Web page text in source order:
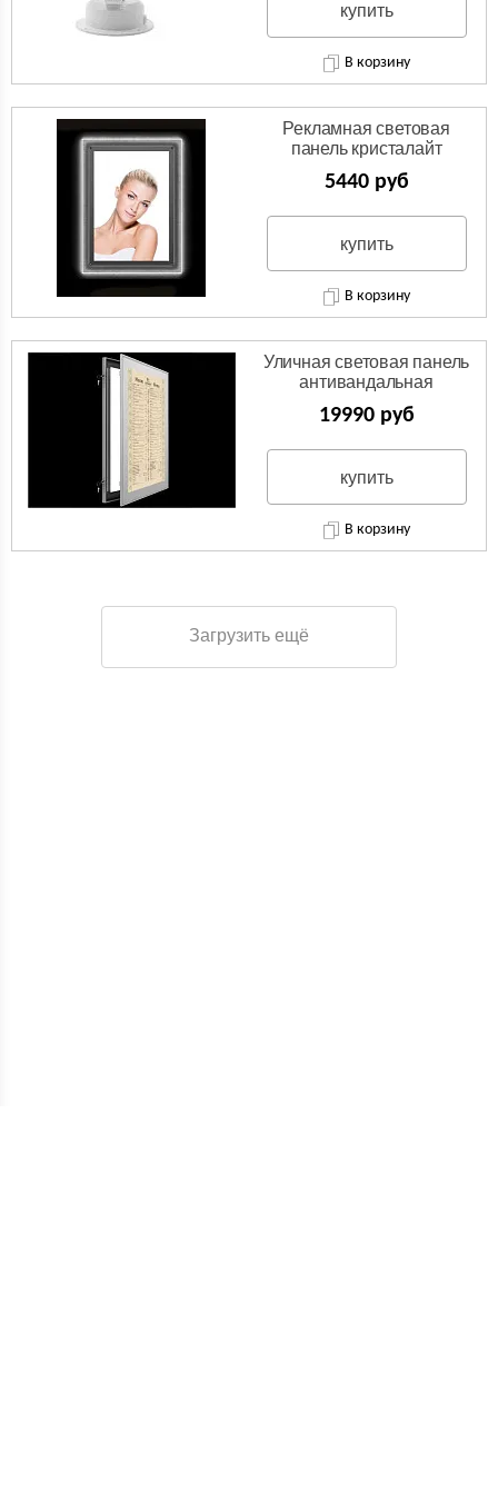
купить
В корзину
Рекламная световая
панель кристалайт
5440 руб
купить
В корзину
Уличная световая панель
антивандальная
19990 руб
купить
В корзину
Загрузить ещё